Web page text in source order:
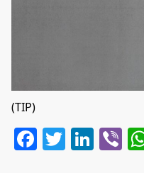
(TIP)
Facebook
Twitter